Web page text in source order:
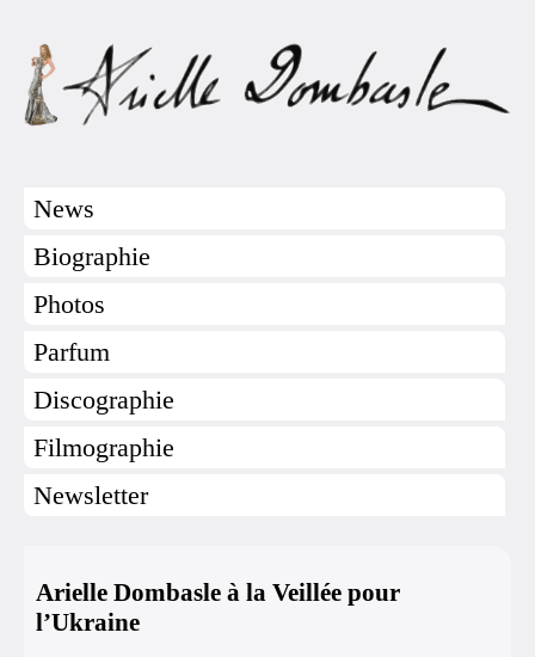
News
Biographie
Photos
Parfum
Discographie
Filmographie
Newsletter
Arielle Dombasle à la Veillée pour
l’Ukraine